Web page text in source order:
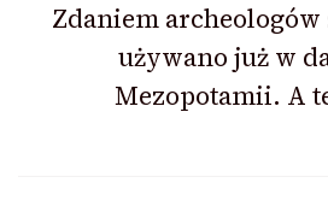
Zdaniem archeologów
używano już w
Mezopotamii. A